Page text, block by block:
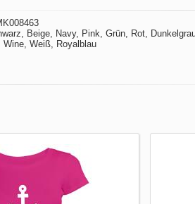
Beige, Navy, Pink, Grün, Rot,
Wine, Weiß, Royalblau